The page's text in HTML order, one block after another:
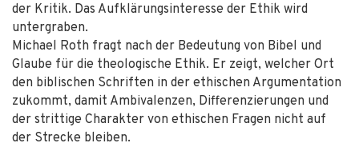
der Kritik. Das Aufklärungsinteresse der Ethik wird
untergraben.
Michael Roth fragt nach der Bedeutung von Bibel und
Glaube für die theologische Ethik. Er zeigt, welcher Ort
den biblischen Schriften in der ethischen Argumentation
zukommt, damit Ambivalenzen, Differenzierungen und
der strittige Charakter von ethischen Fragen nicht auf
der Strecke bleiben.